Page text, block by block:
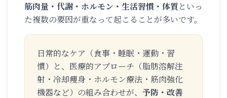
筋肉量・代謝・ホルモン・生活習慣・体質といっ
た複数の要因が重なって起こることが多いです。
日常的なケア（食事・睡眠・運動・習
慣）と、医療的アプローチ（脂肪溶解注
射・冷却痩身・ホルモン療法・筋肉強化
機器など）の組み合わせが、 予防・改善